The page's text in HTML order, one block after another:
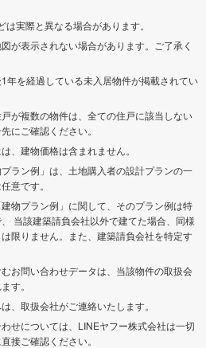
実際と異なる場合があります。
が表示されない場合があります。ご了承く
年を経過している未入居物件が掲載されてい
が複数の物件は、全ての住戸に該当しない
にご確認ください。
、建物価格は含まれません。
ラン例」は、土地購入者の設計プランの一
意です。
物プラン例」に関して、そのプラン例は特
当該建築請負会社以外で建てた場合、同様
限りません。また、建築請負会社を特定す
お問い合わせデータは、当該物件の取扱会
す。
、取扱会社がご連絡いたします。
せについては、LINEヤフー株式会社は一切
接ご確認ください。